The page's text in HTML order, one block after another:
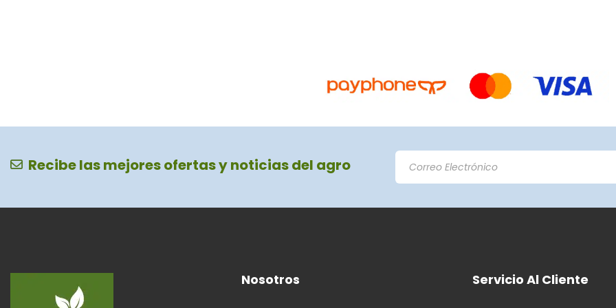
Recibe las mejores ofertas y noticias del agro
Nosotros Servicio Al Cliente